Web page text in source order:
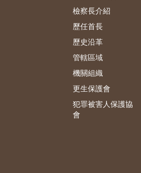
檢察長介紹
歷任首長
歷史沿革
管轄區域
機關組織
更生保護會
犯罪被害人保護協
會